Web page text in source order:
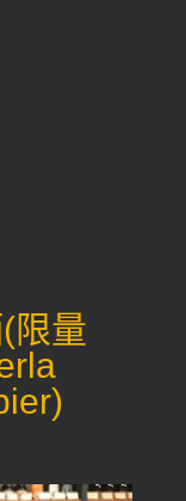
限量